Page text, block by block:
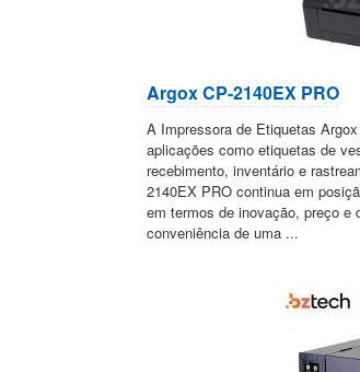
Argox CP-2140EX PRO
A Impressora de Etiquetas
aplicações como etiquetas de
recebimento, inventário e
2140EX PRO continua em
em termos de inovação, preço e
conveniência de uma ...